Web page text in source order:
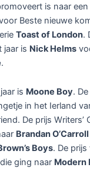
is naar
Beste nieuwe
Toast of London.
jaar is Nick Helms
.
is Moone Boy.
in het Ierland
De prijs Writers’
Brandan O’Carroll
Boys. De
ging naar Modern